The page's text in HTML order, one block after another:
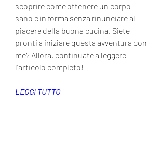
scoprire come ottenere un corpo
sano e in forma senza rinunciare al
piacere della buona cucina. Siete
pronti a iniziare questa avventura con
me? Allora, continuate a leggere
l'articolo completo!
LEGGI TUTTO